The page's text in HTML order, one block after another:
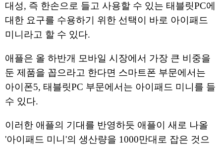
대성, 즉 한손으로 들고 사용할 수 있는 태블릿PC에
대한 요구를 수용하기 위한 선택이 바로 아이패드
미니라고 할 수 있다.
애플은 올 하반개 모바일 시장에서 가장 큰 비중을
둔 제품을 꼽으라고 한다면 스마트폰 부문에서는
아이폰5, 태블릿PC 부문에서는 아이패드 미니를 들
수 있다.
이러한 애플의 기대를 반영하듯 애플이 새로 나올
'아이패드 미니'의 생산량을 1000만대로 잡은 것으